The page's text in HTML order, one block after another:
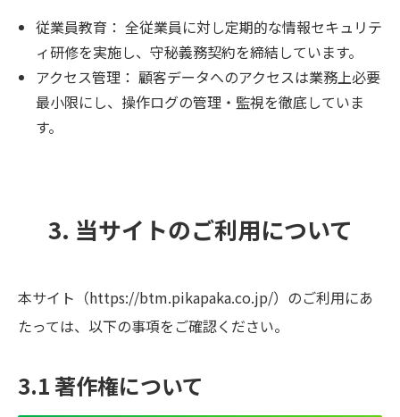
従業員教育： 全従業員に対し定期的な情報セキュリテ
ィ研修を実施し、守秘義務契約を締結しています。
アクセス管理： 顧客データへのアクセスは業務上必要
最小限にし、操作ログの管理・監視を徹底していま
す。
3. 当サイトのご利用について
本サイト（https://btm.pikapaka.co.jp/）のご利用にあ
たっては、以下の事項をご確認ください。
3.1 著作権について